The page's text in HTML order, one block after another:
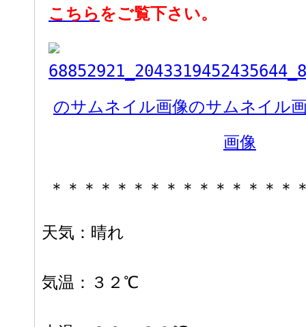
こちらをご覧下さい。
＊＊＊＊＊＊＊＊＊＊＊＊＊＊＊
天気：晴れ
気温：３２℃